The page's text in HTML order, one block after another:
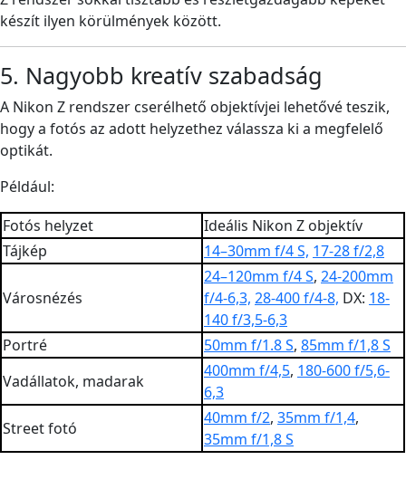
készít ilyen körülmények között.
5. Nagyobb kreatív szabadság
A Nikon Z rendszer cserélhető objektívjei lehetővé teszik,
hogy a fotós az adott helyzethez válassza ki a megfelelő
optikát.
Például:
Fotós helyzet
Ideális Nikon Z objektív
Tájkép
14–30mm f/4 S, 17-28 f/2,8
Városnézés
24–120mm f/4 S, 24-200mm
f/4-6,3, 28-400 f/4-8, DX: 18-
140 f/3,5-6,3
Portré
50mm f/1.8 S, 85mm f/1,8 S
Vadállatok, madarak
400mm f/4,5, 180-600 f/5,6-
6,3
Street fotó
40mm f/2, 35mm f/1,4,
35mm f/1,8 S